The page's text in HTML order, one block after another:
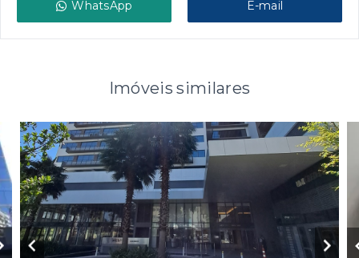
WhatsApp E-mail
Imóveis similares